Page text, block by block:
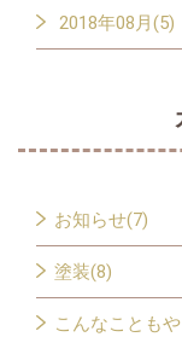
2018年08月(5)
お知らせ(7)
塗装(8)
こんなことも